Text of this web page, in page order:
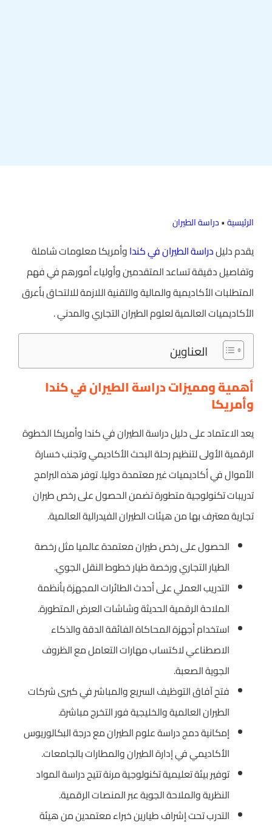
الرئيسية•دراسة الطيران
يقدم دليلدراسة الطيران في كنداوأمريكا معلومات شاملة
وتفاصيل دقيقة تساعد المتقدمين وأولياء أمورهم في فهم
المتطلبات الأكاديمية والمالية والتقنية اللازمة للالتحاق بأعرق
الأكاديميات العالمية لعلوم الطيران التجاري والمدني .
العناوين
أهمية ومميزات دراسة الطيران في كندا
وأمريكا
يعد الاعتماد على دليل دراسة الطيران في كندا وأمريكا الخطوة
الرقمية الأولى لتنظيم رحلة البحث الأكاديمي وتجنب خسارة
الأموال في أكاديميات غير معتمدة دوليا. توفر هذه البرامج
تدريبات تكنولوجية متطورة تضمن الحصول على رخص طيران
تجارية معترف بها من هيئات الطيران الفيدرالية العالمية.
الحصول على رخص طيران معتمدة عالميا مثل رخصة
الطيار التجاري ورخصة طيار خطوط النقل الجوي.
التدريب العملي على أحدث الطائرات المجهزة بأنظمة
الملاحة الرقمية الحديثة وشاشات العرض المتطورة.
استخدام أجهزة المحاكاة الفائقة الدقة والذكاء
الاصطناعي لاكتساب مهارات التعامل مع الظروف
الجوية الصعبة.
فتح آفاق التوظيف السريع والمباشر في كبرى شركات
الطيران العالمية والخليجية فور التخرج مباشرة.
إمكانية دمج دراسة علوم الطيران مع درجة البكالوريوس
الأكاديمي في إدارة الطيران والمطارات بالجامعات.
توفير بيئة تعليمية تكنولوجية مرنة تتيح دراسة المواد
النظرية والملاحة الجوية عبر المنصات الرقمية.
التدرب تحت إشراف طيارين خبراء معتمدين من هيئة